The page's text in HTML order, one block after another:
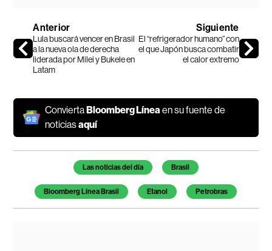
Anterior
Lula buscará vencer en Brasil
a la nueva ola de derecha
liderada por Milei y Bukele en
Latam
Siguiente
El “refrigerador humano” con
el que Japón busca combatir
el calor extremo
ConviertaBloomberg Línea en su fuente de
noticiasaquí
Temas de este artículo
Las noticias del día Brasil
Bloomberg Línea Brasil Etanol Petrobras